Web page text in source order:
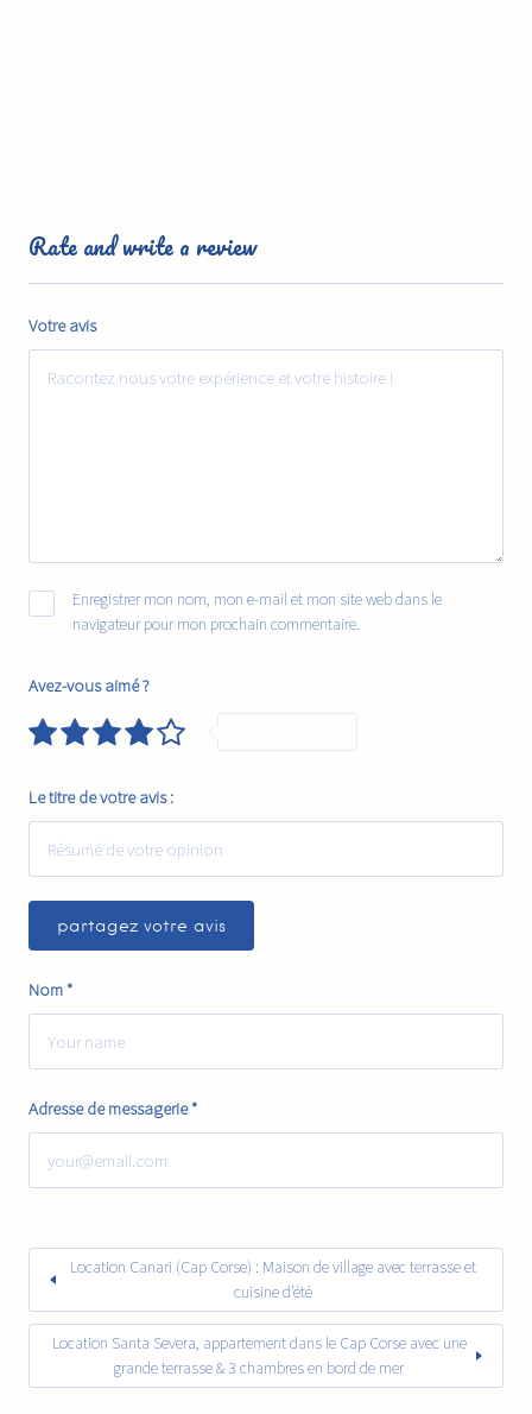
Rate and write a review
Votre avis
Nom*
Adresse de messagerie*
Enregistrer mon nom, mon e-mail et mon site web dans le
navigateur pour mon prochain commentaire.
Avez-vous aimé ?
Le titre de votre avis :
Location Canari (Cap Corse) : Maison de village avec terrasse et
cuisine d’été
Location Santa Severa, appartement dans le Cap Corse avec une
grande terrasse & 3 chambres en bord de mer